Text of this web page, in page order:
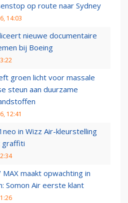
op route naar Sydney
14:03
nieuwe documentaire
bij Boeing
groen licht voor massale
steun aan duurzame
12:41
in Wizz Air-kleurstelling
graffiti
maakt opwachting in
Somon Air eerste klant